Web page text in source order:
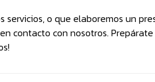
o que elaboremos un
contacto con nosotros.